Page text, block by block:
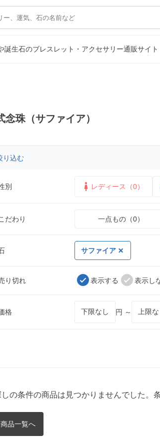
生石のブレスレット・アクセサリー通販サイト
念珠（サファイア）
り込む
別 レディース（0）
だわり 一点もの（0）
サファイア
り切れ 表示する 表示し
格 円 ～
しの条件の商品は見つかりませんでした。
品一覧へ